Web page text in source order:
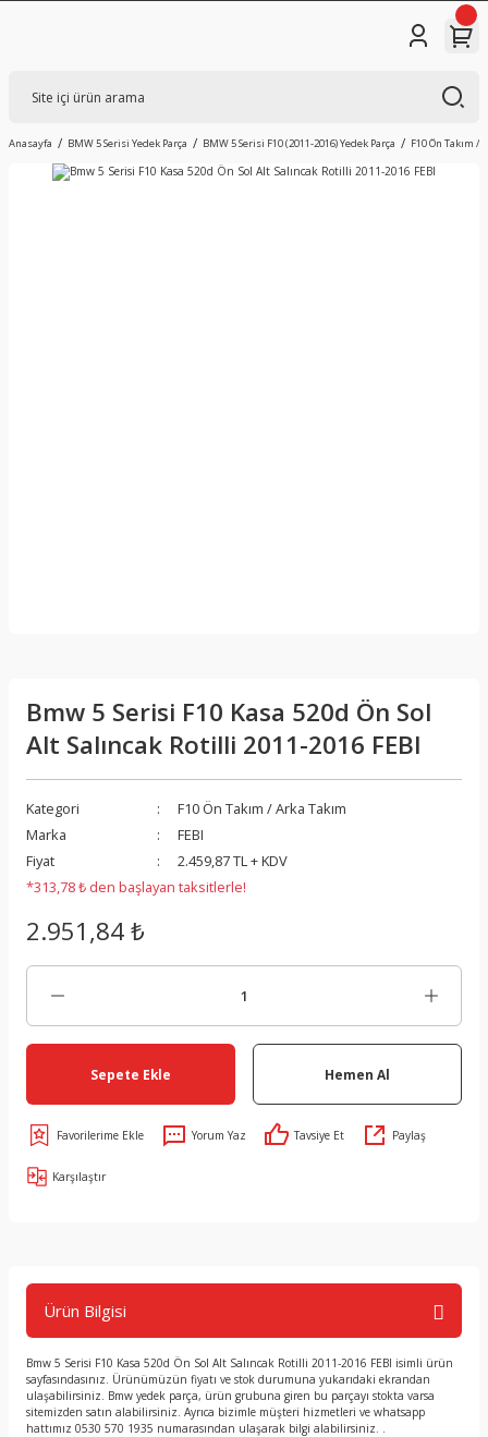
Anasayfa BMW 5 Serisi Yedek Parça BMW 5 Serisi F10 (2011-2016) Yedek Parça F10 Ön Takım /
Bmw 5 Serisi F10 Kasa 520d Ön Sol
Alt Salıncak Rotilli 2011-2016 FEBI
Kategori
F10 Ön Takım / Arka Takım
Marka
FEBI
Fiyat
2.459,87 TL + KDV
*313,78 ₺ den başlayan taksitlerle!
2.951,84 ₺
Sepete Ekle Hemen Al
Yorum Yaz Tavsiye Et Paylaş
Karşılaştır
Ürün Bilgisi
Bmw 5 Serisi F10 Kasa 520d Ön Sol Alt Salıncak Rotilli 2011-2016 FEBI isimli ürün
sayfasındasınız. Ürünümüzün fiyatı ve stok durumuna yukarıdaki ekrandan
ulaşabilirsiniz. Bmw yedek parça, ürün grubuna giren bu parçayı stokta varsa
sitemizden satın alabilirsiniz. Ayrıca bizimle müşteri hizmetleri ve whatsapp
hattımız 0530 570 1935 numarasından ulaşarak bilgi alabilirsiniz. .